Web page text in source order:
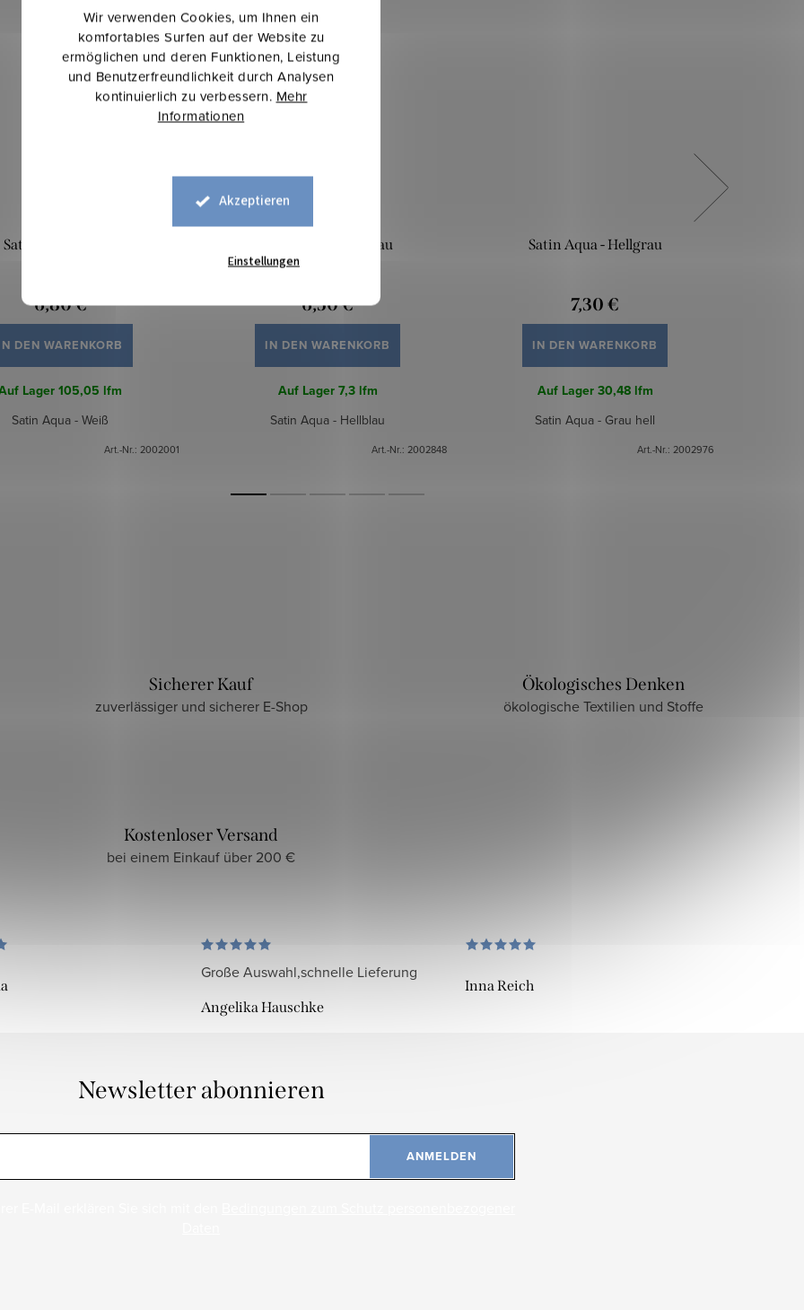
Wir verwenden Cookies, um Ihnen ein
komfortables Surfen auf der Website zu
ermöglichen und deren Funktionen, Leistung
und Benutzerfreundlichkeit durch Analysen
kontinuierlich zu verbessern. Mehr
Informationen
Akzeptieren
Einstellungen
Satin-Aqua - Weiß
6,80 €
DEN WARENKORB
Lager 105,05 lfm
Satin Aqua - Weiß
Art.-Nr.: 2002001
Satin Aqua - Hellblau
6,50 €
IN DEN WARENKORB
Auf Lager 7,3 lfm
Satin Aqua - Hellblau
Art.-Nr.: 2002848
Satin Aqua - Hellgrau
7,30 €
IN DEN WARENKORB
Auf Lager 30,48 lfm
Satin Aqua - Grau hell
Art.-Nr.: 2002976
Sicherer Kauf
zuverlässiger und sicherer E-Shop
Ökologisches Denken
ökologische Textilien und Stoffe
Kostenloser Versand
bei einem Einkauf über 200 €
Große Auswahl,schnelle Lieferung
Angelika Hauschke
Inna Reich
Newsletter abonnieren
ANMELDEN